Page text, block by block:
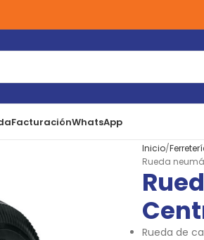
FacturaciónWhatsApp
Inicio
Rueda
Rueda de